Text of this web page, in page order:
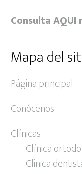
Consulta
Mapa del
Página principal
Conócenos
Clínicas
Clínica
Clinica